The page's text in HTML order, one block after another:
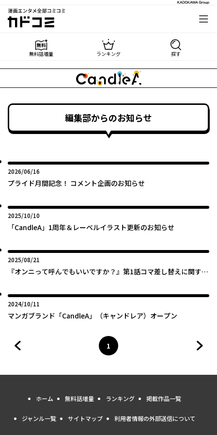
漫画エンタメ全部コミコミ
カドコミ
無料話増量 ランキング 探す
編集部からのお知らせ
2026/06/16
2026年06月16日
プライド月間記念！ コメント企画のお知らせ
2025/10/10
2025年10月10日
「CandleA」1周年＆レーベルイラスト更新のお知らせ
2025/08/21
2025年08月21日
『オンニって呼んでもいいですか？』第1話コマ差し替えに関する
2024/10/11
2024年10月11日
マンガブランド「CandleA」（キャンドレア）オープン
ページ
1
へ
ホーム 無料話増量 ランキング 掲載作品一覧
ジャンル一覧 サイトマップ 利用者情報の外部送信について